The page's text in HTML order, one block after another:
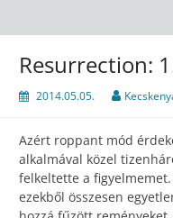
Resurrection:
2014.05.05.
Azért roppant mód
alkalmával közel
felkeltette a
ezekből összesen